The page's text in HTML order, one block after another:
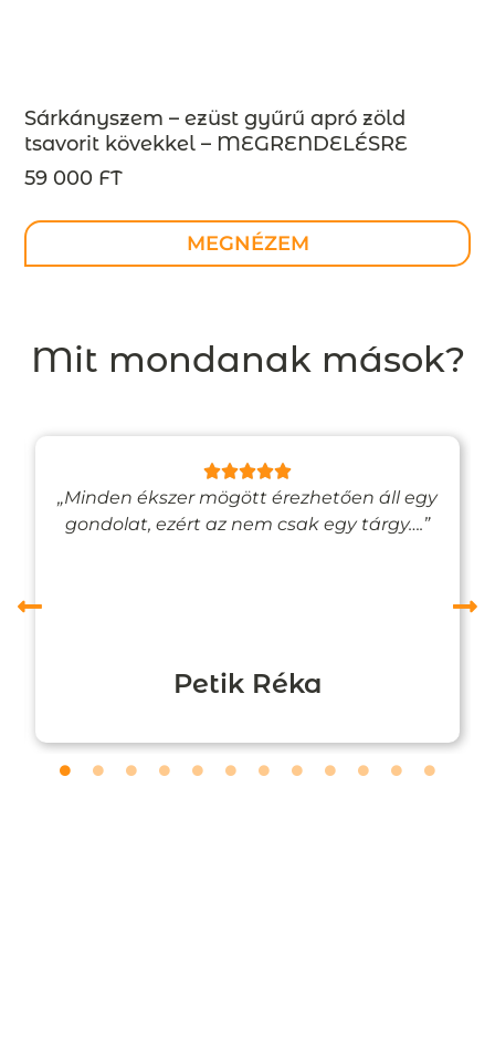
Sárkányszem – ezüst gyűrű apró zöld
tsavorit kövekkel – MEGRENDELÉSRE
59 000 FT
MEGNÉZEM
Mit mondanak mások?
„Minden ékszer mögött érezhetően áll egy
gondolat, ezért az nem csak egy tárgy….”
Petik Réka